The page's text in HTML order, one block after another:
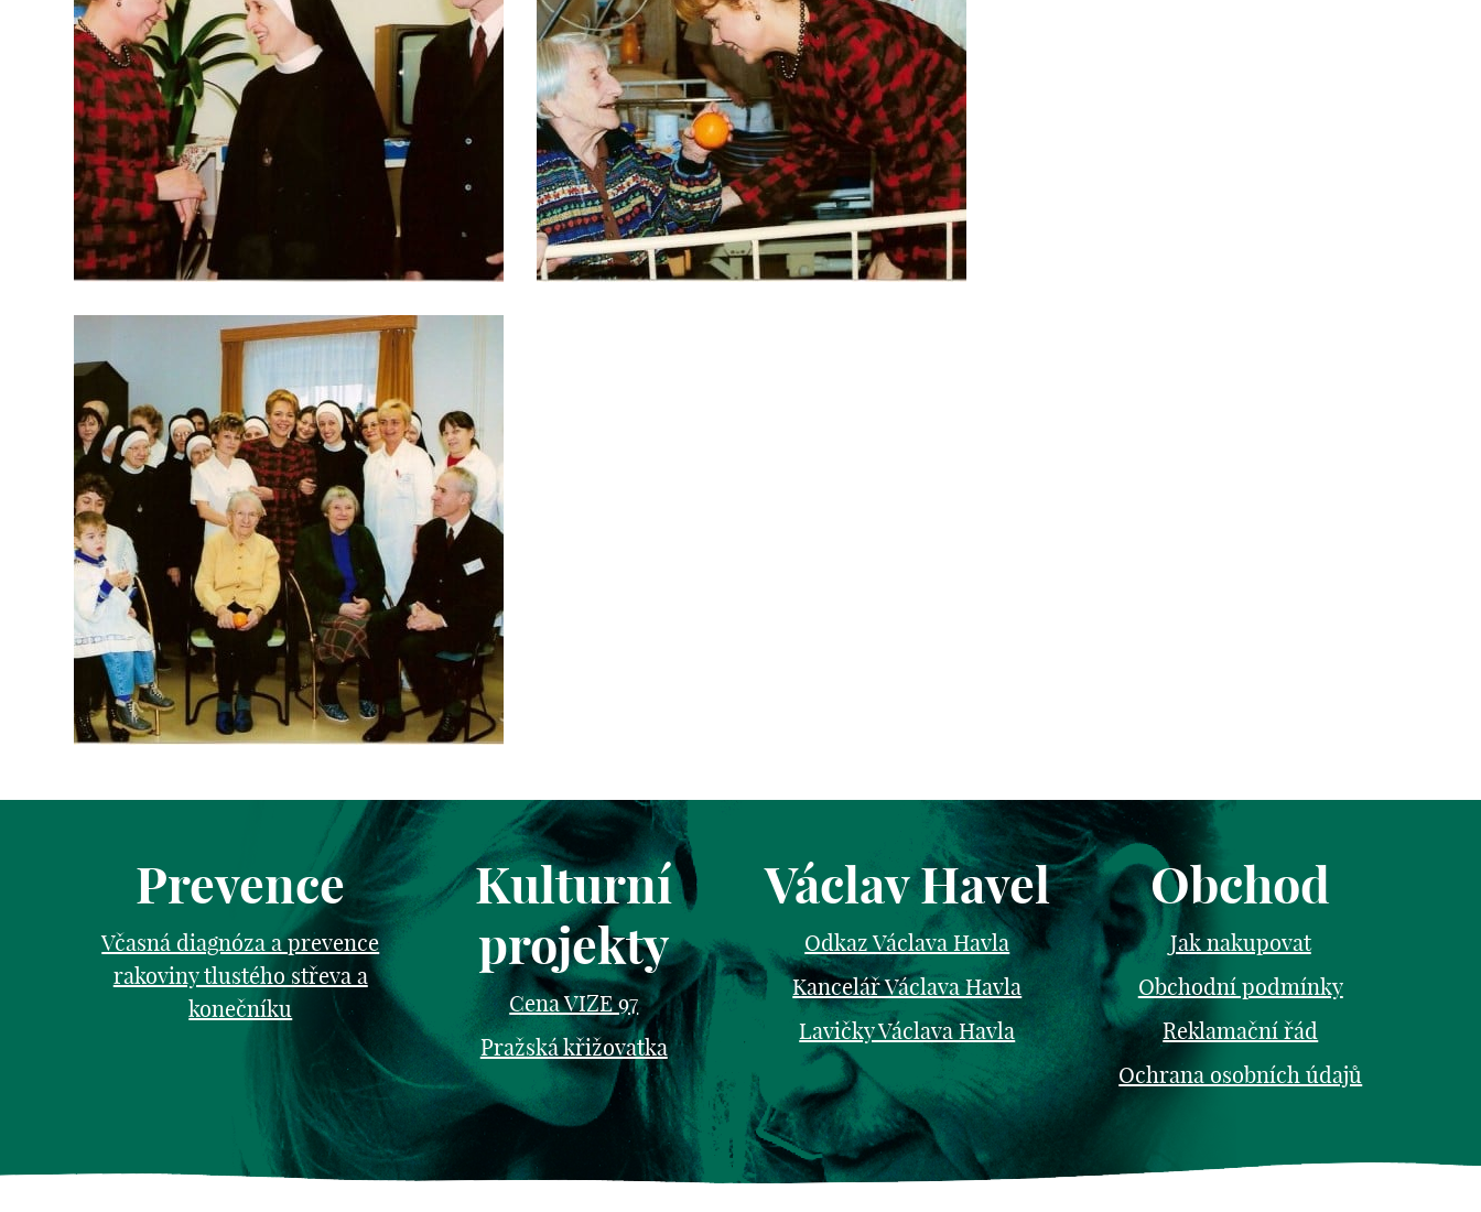
Prevence
Včasná diagnóza a prevence
rakoviny tlustého střeva a
konečníku
Kulturní
projekty
Cena VIZE 97
Pražská křižovatka
Václav Havel
Odkaz Václava Havla
Kancelář Václava Havla
Lavičky Václava Havla
Obchod
Jak nakupovat
Obchodní podmínky
Reklamační řád
Ochrana osobních údajů